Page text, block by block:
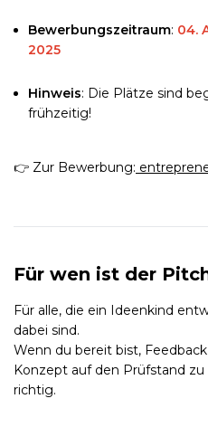
Bewerbungszeitraum: 04.
2025
Hinweis: Die Plätze sind
frühzeitig!
👉 Zur Bewerbung:
Für wen ist der
Für alle, die ein Ideenkind
dabei sind.
Wenn du bereit bist,
Konzept auf den Prüfstand
richtig.